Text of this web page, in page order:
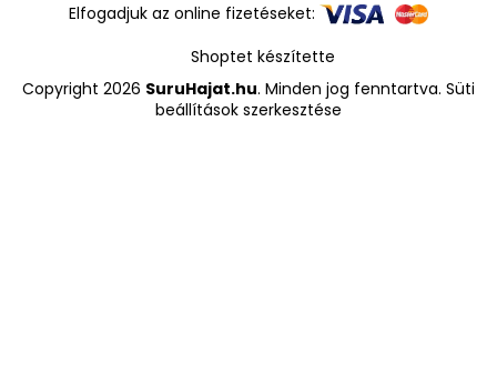
Elfogadjuk az online fizetéseket:
Shoptet készítette
Copyright 2026 SuruHajat.hu. Minden jog fenntartva. Süti
beállítások szerkesztése